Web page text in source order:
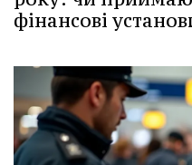
фінансові